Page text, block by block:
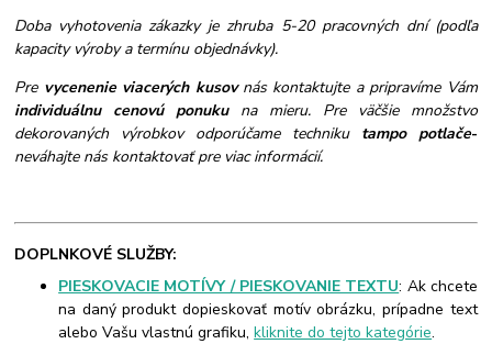
Doba vyhotovenia zákazky je zhruba 5-20 pracovných dní (podľa
kapacity výroby a termínu objednávky).
Pre vycenenie viacerých kusovnás kontaktujte a pripravíme Vám
individuálnu cenovú ponukuna mieru. Pre väčšie množstvo
dekorovaných výrobkov odporúčame techniku tampo potlače-
neváhajte nás kontaktovať pre viac informácií.
DOPLNKOVÉ SLUŽBY:
PIESKOVACIE MOTÍVY / PIESKOVANIE TEXTU: Ak chcete
na daný produkt dopieskovať motív obrázku, prípadne text
alebo Vašu vlastnú grafiku,kliknite do tejto kategórie.